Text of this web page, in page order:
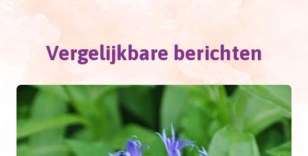
Vergelijkbare berichten